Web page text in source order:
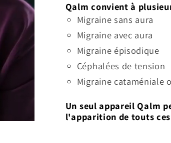
Qalm convient à
Migraine sans aura
Migraine avec aura
Migraine épisodique
Céphalées de tension
Migraine cataméniale
Un seul appareil Qalm
l'apparition de touts